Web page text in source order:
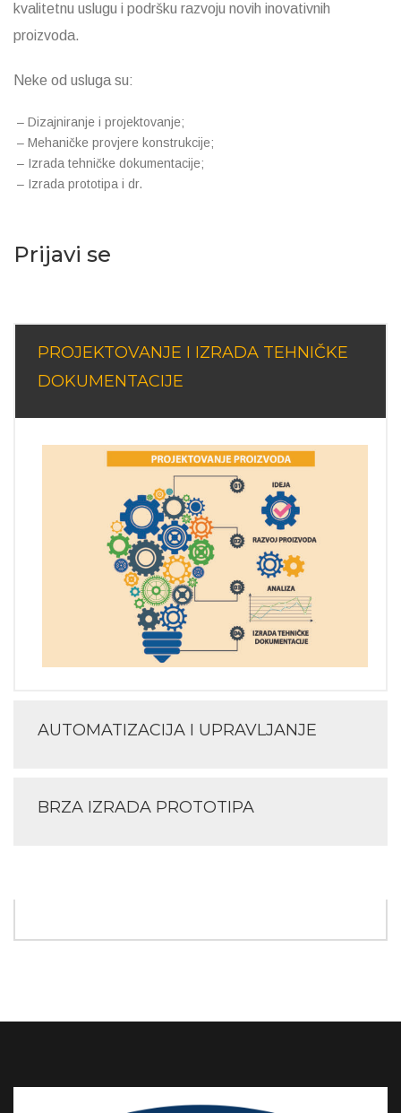
kvalitetnu uslugu i podršku razvoju novih inovativnih
proizvoda.
Neke od usluga su:
– Dizajniranje i projektovanje;
– Mehaničke provjere konstrukcije;
– Izrada tehničke dokumentacije;
– Izrada prototipa i dr.
Prijavi se
PROJEKTOVANJE I IZRADA TEHNIČKE
DOKUMENTACIJE
AUTOMATIZACIJA I UPRAVLJANJE
BRZA IZRADA PROTOTIPA